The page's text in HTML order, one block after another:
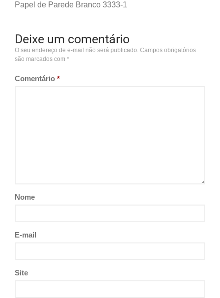
Papel de Parede Branco 3333-1
Deixe um comentário
O seu endereço de e-mail não será publicado. Campos obrigatórios
são marcados com *
Comentário *
Nome
E-mail
Site